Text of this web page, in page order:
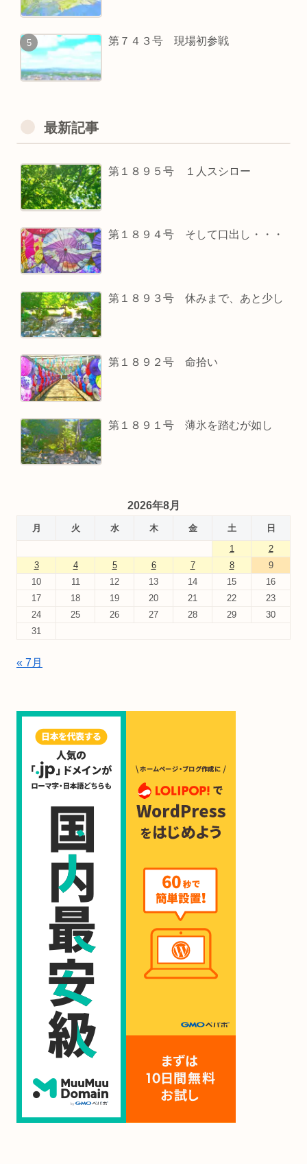
第７４３号 現場初参戦
最新記事
第１８９５号 １人スシロー
第１８９４号 そして口出し・・・
第１８９３号 休みまで、あと少し
第１８９２号 命拾い
第１８９１号 薄氷を踏むが如し
2026年8月
月 火 水 木 金 土
日
1
2
3
4 5 6 7 8
9
10
11 12 13 14 15
16
17
18 19 20 21 22
23
24
25 26 27 28 29
30
31
« 7月